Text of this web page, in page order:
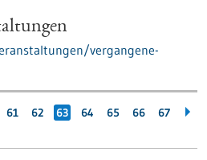
vergangene-
61 62 63 64 65 66 67